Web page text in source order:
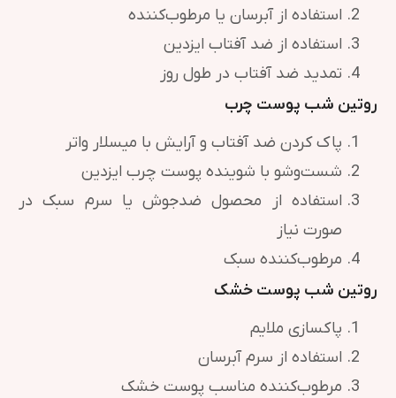
استفاده از آبرسان یا مرطوب‌کننده
استفاده از ضد آفتاب ایزدین
تمدید ضد آفتاب در طول روز
روتین شب پوست چرب
پاک کردن ضد آفتاب و آرایش با میسلار واتر
شست‌وشو با شوینده پوست چرب ایزدین
استفاده از محصول ضدجوش یا سرم سبک در
صورت نیاز
مرطوب‌کننده سبک
روتین شب پوست خشک
پاکسازی ملایم
استفاده از سرم آبرسان
مرطوب‌کننده مناسب پوست خشک